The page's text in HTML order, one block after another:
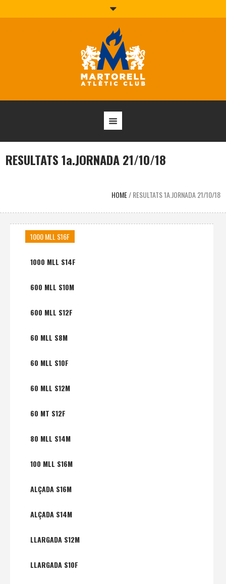
RESULTATS 1a.JORNADA 21/10/18
HOME/RESULTATS 1A.JORNADA 21/10/18
1000 MLL S16F
1000 MLL S14F
600 MLL S10M
600 MLL S12F
60 MLL S8M
60 MLL S10F
60 MLL S12M
60 MT S12F
80 MLL S14M
100 MLL S16M
ALÇADA S16M
ALÇADA S14M
LLARGADA S12M
LLARGADA S10F